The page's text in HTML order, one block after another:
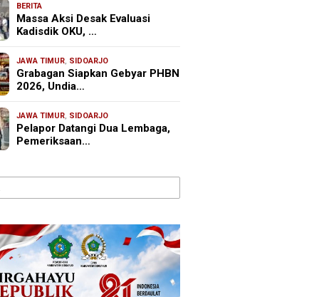
BERITA
Massa Aksi Desak Evaluasi
Kadisdik OKU, …
JAWA TIMUR, SIDOARJO
Grabagan Siapkan Gebyar PHBN
2026, Undia…
JAWA TIMUR, SIDOARJO
Pelapor Datangi Dua Lembaga,
Pemeriksaan…